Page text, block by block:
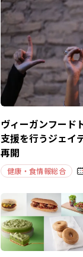
ヴィーガンフード
支援を行うジェイ
再開
健康・食情報総合